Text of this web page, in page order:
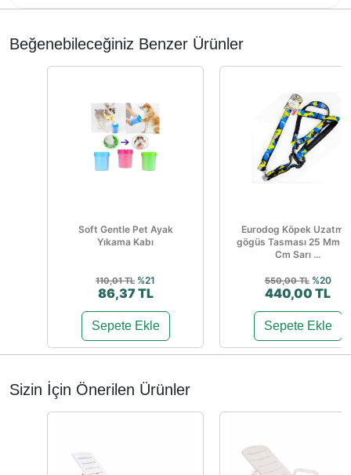
Beğenebileceğiniz Benzer Ürünler
Soft Gentle Pet Ayak
Yıkama Kabı
110,01 TL %21
86,37 TL
Sepete Ekle
Eurodog Köpek
gögüs Tasması 25 Mm
Cm Sarı ...
550,00 TL %20
440,00 TL
Sepete Ekle
Sizin İçin Önerilen Ürünler